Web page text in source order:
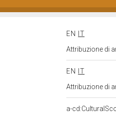
EN
IT
Attribuzione di
EN
IT
Attribuzione di
a-